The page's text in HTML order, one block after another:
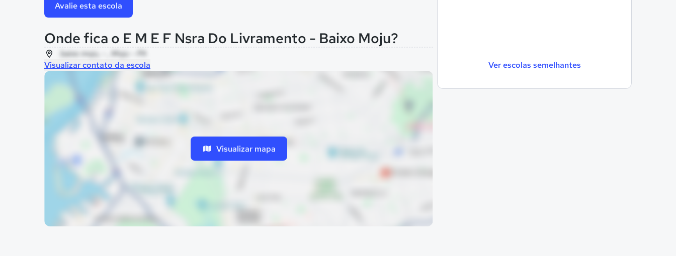
Ver escolas semelhantes
Avalie esta escola
Onde fica o E M E F Nsra Do Livramento - Baixo Moju?
baixo moju, - , Moju - PA
Visualizar contato da escola
Visualizar mapa